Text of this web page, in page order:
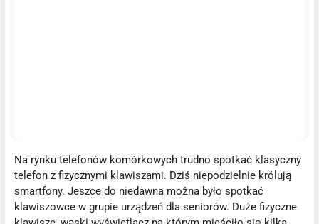
Na rynku telefonów komórkowych trudno spotkać klasyczny
telefon z fizycznymi klawiszami. Dziś niepodzielnie królują
smartfony. Jeszce do niedawna można było spotkać
klawiszowce w grupie urządzeń dla seniorów. Duże fizyczne